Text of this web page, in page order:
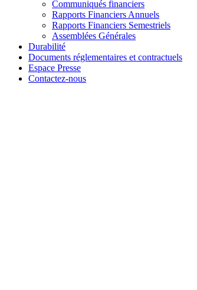
Communiqués financiers
Rapports Financiers Annuels
Rapports Financiers Semestriels
Assemblées Générales
Durabilité
Documents réglementaires et contractuels
Espace Presse
Contactez-nous